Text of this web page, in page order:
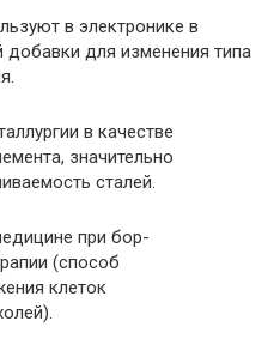
в электронике в
добавки для изменения типа
в качестве
значительно
сталей.
при бор-
(способ
клеток